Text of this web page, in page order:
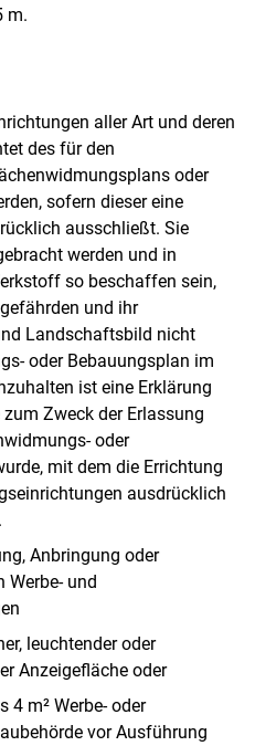
m.
aller Art und deren
des für den
oder
sofern dieser eine
ausschließt. Sie
werden und in
so beschaffen sein,
und ihr
Landschaftsbild nicht
oder Bebauungsplan im
ist eine Erklärung
Zweck der Erlassung
oder
mit dem die Errichtung
ausdrücklich
Anbringung oder
Werbe- und
leuchtender oder
Anzeigefläche oder
4 m² Werbe- oder
vor Ausführung